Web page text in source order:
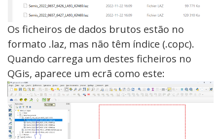
Os ficheiros de dados brutos estão no
formato .laz, mas não têm índice (.copc).
Quando carrega um destes ficheiros no
QGis, aparece um ecrã como este: